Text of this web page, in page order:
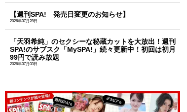
【週刊SPA! 発売日変更のお知らせ】
2026年07月28日
「天羽希純」のセクシーな秘蔵カットを大放出！週刊
SPA!のサブスク「MySPA!」続々更新中！初回は初月
99円で読み放題
2026年07月03日